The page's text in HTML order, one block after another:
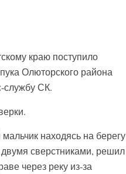
краю поступило
Олюторского района
службу СК.
находясь на берегу
сверстниками, решил
через реку из-за